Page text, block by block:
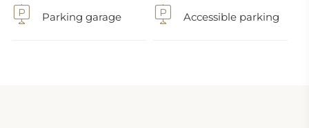
Parking garage Accessible parking